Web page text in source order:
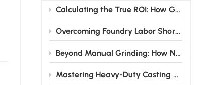
Calculating the True ROI: How Grinding Robots Pay for Themselves in 12–18 Months for Foundries
Overcoming Foundry Labor Shortages: How Grinding Robots are Transforming the Traditional Finishing Shop
Beyond Manual Grinding: How NEVIEW Casting Grinding Robots Are Solving the Foundry Labor Crisis
Mastering Heavy-Duty Casting Grinding: How High-Rigidity Industrial Robots Conquer Large Wind Power and Pump Valve Components